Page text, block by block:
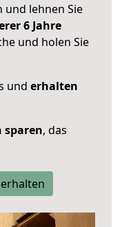
und lehnen Sie
6 Jahre
und holen Sie
und erhalten
sparen, das